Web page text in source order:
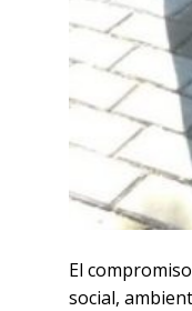
El
social,